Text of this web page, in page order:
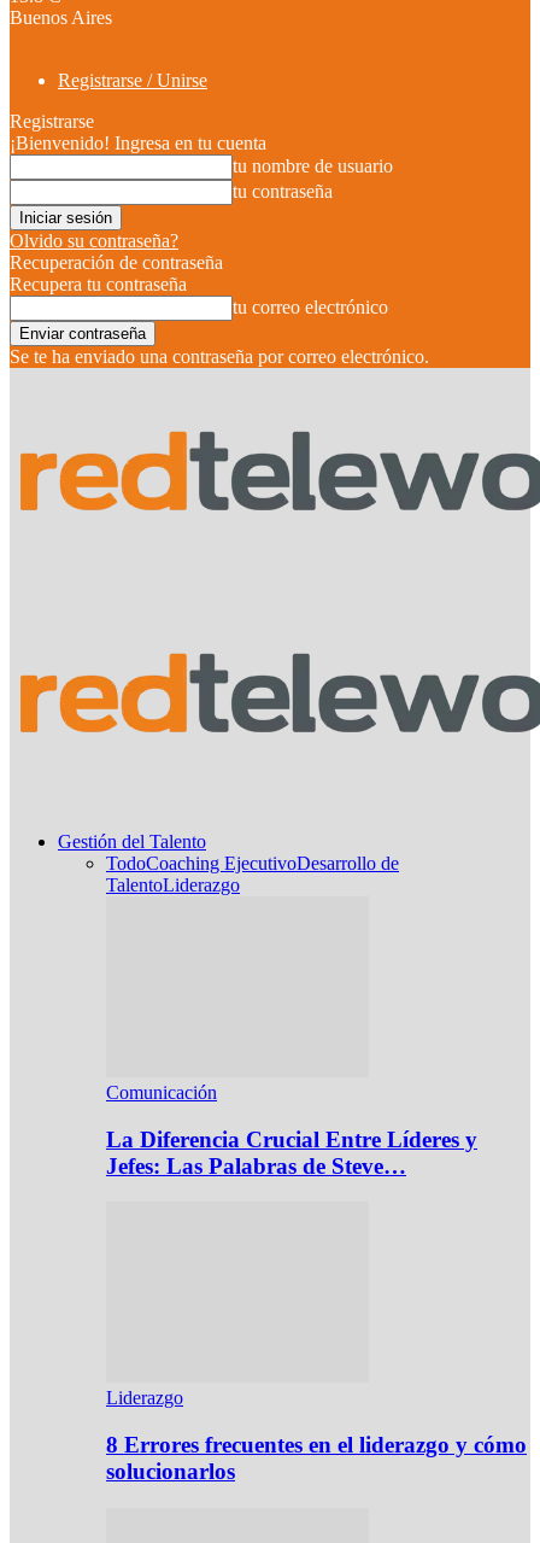
Buenos Aires
Registrarse / Unirse
Registrarse
¡Bienvenido! Ingresa en tu cuenta
tu nombre de usuario
tu contraseña
Olvido su contraseña?
Recuperación de contraseña
Recupera tu contraseña
tu correo electrónico
Se te ha enviado una contraseña por correo electrónico.
Gestión del Talento
TodoCoaching EjecutivoDesarrollo de
TalentoLiderazgo
Comunicación
La Diferencia Crucial Entre Líderes y
Jefes: Las Palabras de Steve…
Liderazgo
8 Errores frecuentes en el liderazgo y cómo
solucionarlos